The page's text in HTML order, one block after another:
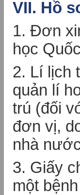
VII. Hồ
1. Đơn
học
2. Lí lịch
quản lí
trú (đối
đơn vị,
nhà
3. Giấy
một